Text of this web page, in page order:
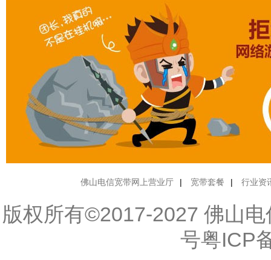
佛山电信宽带网上营业厅 | 宽带套餐 | 行业资
版权所有©2017-2027 佛山
号粤ICP